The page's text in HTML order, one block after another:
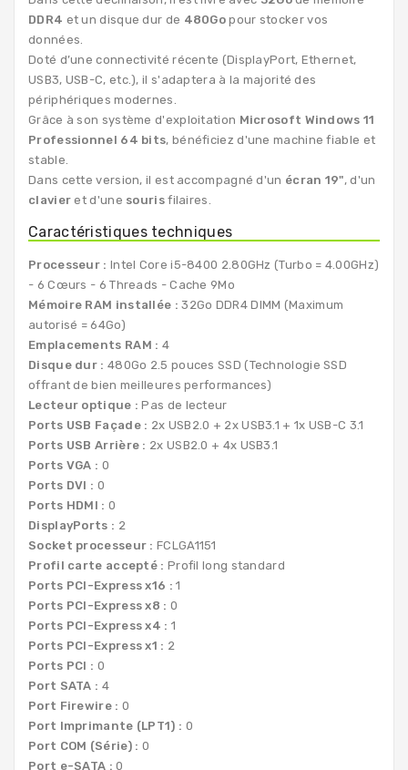
DDR4 et un disque dur de 480Go pour stocker vos
données.
Doté d’une connectivité récente (DisplayPort, Ethernet,
USB3, USB-C, etc.), il s'adaptera à la majorité des
périphériques modernes.
Grâce à son système d'exploitation Microsoft Windows 11
Professionnel 64 bits, bénéficiez d'une machine fiable et
stable.
Dans cette version, il est accompagné d'un écran 19", d'un
clavier et d'une sourisfilaires.
Caractéristiques techniques
Processeur : Intel Core i5-8400 2.80GHz (Turbo = 4.00GHz)
- 6 Cœurs - 6 Threads - Cache 9Mo
Mémoire RAM installée :32Go DDR4 DIMM (Maximum
autorisé = 64Go)
Emplacements RAM : 4
Disque dur : 480Go 2.5 pouces SSD (Technologie SSD
offrant de bien meilleures performances)
Lecteur optique : Pas de lecteur
Ports USB Façade : 2x USB2.0 + 2x USB3.1 + 1x USB-C 3.1
Ports USB Arrière : 2x USB2.0 + 4x USB3.1
Ports VGA : 0
Ports DVI : 0
Ports HDMI : 0
DisplayPorts : 2
Socket processeur : FCLGA1151
Profil carte accepté : Profil long standard
Ports PCI-Express x16 : 1
Ports PCI-Express x8 : 0
Ports PCI-Express x4 : 1
Ports PCI-Express x1 : 2
Ports PCI : 0
Port SATA : 4
Port Firewire : 0
Port Imprimante (LPT1) : 0
Port COM (Série) : 0
Port e-SATA : 0